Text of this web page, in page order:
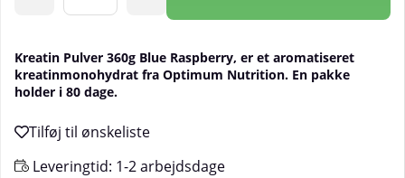
Kreatin Pulver 360g Blue Raspberry, er et aromatiseret
kreatinmonohydrat fra Optimum Nutrition. En pakke
holder i 80 dage.
Leveringtid: 1-2 arbejdsdage